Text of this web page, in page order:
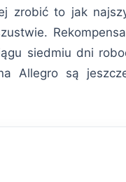
zrobić to jak
siedmiu dni
Allegro są